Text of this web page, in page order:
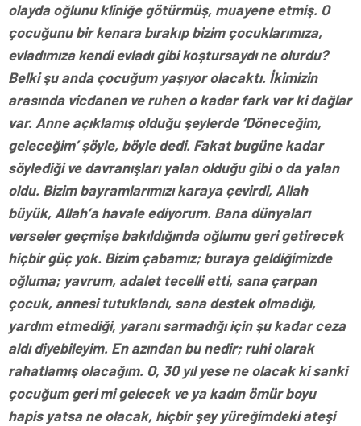
olayda oğlunu kliniğe götürmüş, muayene etmiş. O
çocuğunu bir kenara bırakıp bizim çocuklarımıza,
evladımıza kendi evladı gibi koştursaydı ne olurdu?
Belki şu anda çocuğum yaşıyor olacaktı. İkimizin
arasında vicdanen ve ruhen o kadar fark var ki dağlar
var. Anne açıklamış olduğu şeylerde ‘Döneceğim,
geleceğim’ şöyle, böyle dedi. Fakat bugüne kadar
söylediği ve davranışları yalan olduğu gibi o da yalan
oldu. Bizim bayramlarımızı karaya çevirdi, Allah
büyük, Allah’a havale ediyorum. Bana dünyaları
verseler geçmişe bakıldığında oğlumu geri getirecek
hiçbir güç yok. Bizim çabamız; buraya geldiğimizde
oğluma; yavrum, adalet tecelli etti, sana çarpan
çocuk, annesi tutuklandı, sana destek olmadığı,
yardım etmediği, yaranı sarmadığı için şu kadar ceza
aldı diyebileyim. En azından bu nedir; ruhi olarak
rahatlamış olacağım. O, 30 yıl yese ne olacak ki sanki
çocuğum geri mi gelecek ve ya kadın ömür boyu
hapis yatsa ne olacak, hiçbir şey yüreğimdeki ateşi